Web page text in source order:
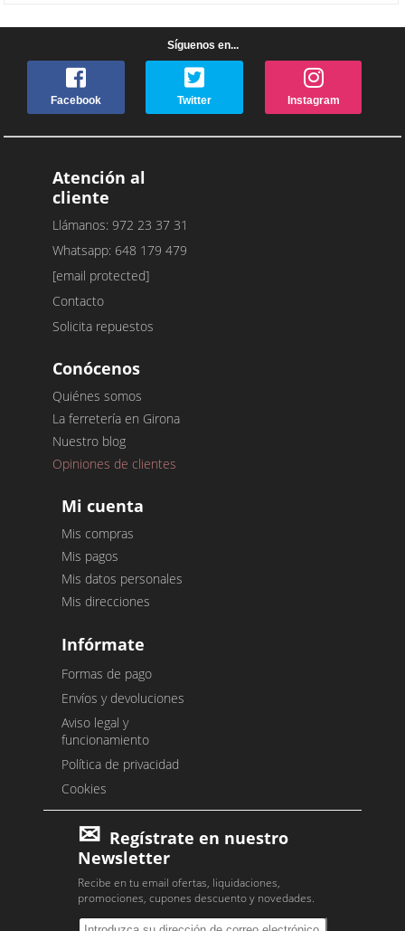
Síguenos en...
Facebook Twitter Instagram
Atención al
cliente
Llámanos: 972 23 37 31
Whatsapp: 648 179 479
[email protected]
Contacto
Solicita repuestos
Conócenos
Quiénes somos
La ferretería en Girona
Nuestro blog
Opiniones de clientes
Mi cuenta
Mis compras
Mis pagos
Mis datos personales
Mis direcciones
Infórmate
Formas de pago
Envíos y devoluciones
Aviso legal y
funcionamiento
Política de privacidad
Cookies
Regístrate en nuestro
Newsletter
Recibe en tu email ofertas, liquidaciones,
promociones, cupones descuento y novedades.